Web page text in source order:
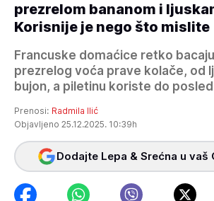
prezrelom bananom i
Korisnije je nego što mislite
Francuske domaćice retko
prezrelog voća prave kolače, od
bujon, a piletinu koriste do
Prenosi: Radmila Ilić
Objavljeno 25.12.2025. 10:39h
Dodajte Lepa & Srećna u vaš